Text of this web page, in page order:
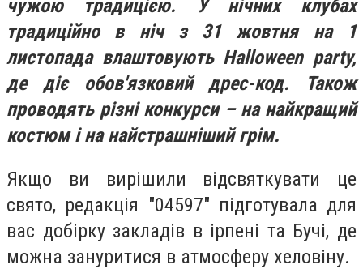
чужою традицією. У нічних клубах
традиційно в ніч з 31 жовтня на 1
листопада влаштовують Halloween party,
де діє обов'язковий дрес-код. Також
проводять різні конкурси – на найкращий
костюм і на найстрашніший грім.
Якщо ви вирішили відсвяткувати це
свято, редакція "04597" підготувала для
вас добірку закладів в ірпені та Бучі, де
можна зануритися в атмосферу хеловіну.